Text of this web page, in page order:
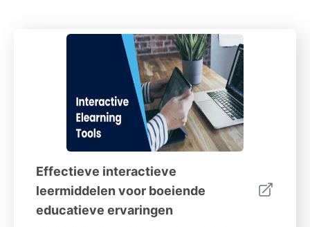
Effectieve interactieve
leermiddelen voor boeiende
educatieve ervaringen